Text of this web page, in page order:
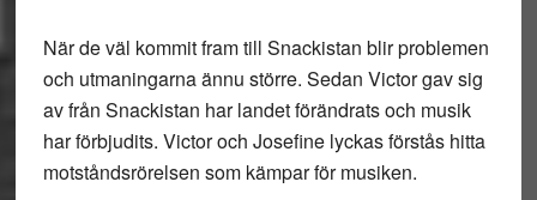
När de väl kommit fram till Snackistan blir problemen
och utmaningarna ännu större. Sedan Victor gav sig
av från Snackistan har landet förändrats och musik
har förbjudits. Victor och Josefine lyckas förstås hitta
motståndsrörelsen som kämpar för musiken.